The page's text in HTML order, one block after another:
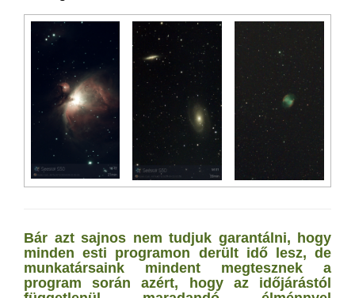
Bár azt sajnos nem tudjuk garantálni, hogy
minden esti programon derült idő lesz, de
munkatársaink mindent megtesznek a
program során azért, hogy az időjárástól